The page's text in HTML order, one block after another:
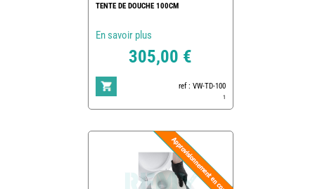
TENTE DE DOUCHE 100CM
En savoir plus
305,00 €
ref : VW-TD-100
1